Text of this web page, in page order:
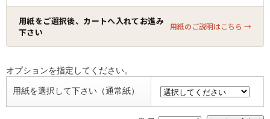
用紙をご選択後、カートへ入れてお進み
下さい
用紙のご説明はこちら →
オプションを指定してください。
用紙を選択して下さい（通常紙）